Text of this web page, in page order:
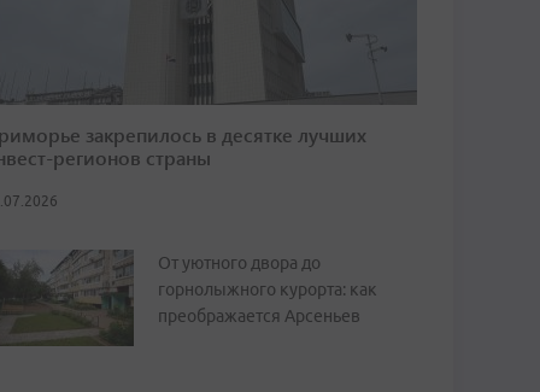
закрепилось в десятке лучших
регионов страны
От уютного двора до
горнолыжного курорта: как
преображается Арсеньев